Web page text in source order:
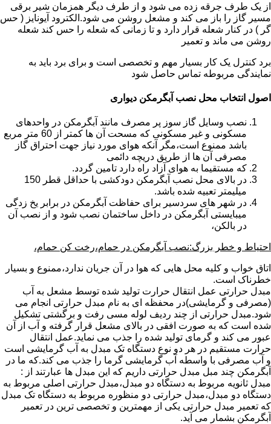
از یک طرف جرقه زده می شود و از طرف دیگر همزمان شیر برقی
مسیر گاز را باز می کند و مشعل روشن می شود.الکترود آیونایز ( حس
گر ) در کنار شعله قرار دارد و تا زمانی که شعله را حس کند شعله
روشن می ماند و تعمیر
برد کنترل یک کار بسیار مهم و تخصصی است و برای برد باید به
نمایندگی مربوطه تماس حاصل شود
اصول انتخاب محل نصب آبگرمکن دیواری
نصب وسایل گاز سوز پر مصرف مانند آبگرمکن در واحدهای
مسکونی و غیر مسکونی که مسحت آن ها کمتر از 60 متر مربع
باشد ممنوع است،مگر آنکه هوای مورد نیاز جهت احتراق گاز
مصرفی آن ها از طریق دریچه دائمی
که مستقیما به هوای آزاد راه دارد تامین گردد.
در بالای محل نصب آبگرمکن دودکشی با حداقل قطر 150
میلیمتر تعبیه شده باشد.
در شهر های سردسیر برای حفاظت آبگرمکن در برابر یخ زدگی
میبایستی آبگرمکن در داخل ساختمان نصب شود و از نصب آن
در بالکن،
احتیاط و خطر بزرگ:نصب آبگرمکن در حمام،رخت کن حمام،
اتاق خواب و کلیه محل هایی که هوا در آن جریان ندارد،ممنوع و بسیار
خطرناک است.
مبدل حرارتی عمل انتقال حرارت تولید شده توسط مشعل به آب
(مصرفی و گرمایشی)در محفظه ای به نام مبدل حرارتی انجام می
شود.مبدل حرارتی از چند ردیف لوله مسی رفت و برگشتی تشکیل
شده است که به صورت افقی در بالای مشعل قرار گرفته و آب از آن
عبور می کند و گرمای تولید شده را جذب می نماید.عمل انتقال
حرارت مستقیم در هر دو نوع دستگاه تک مبدل به آب گرمایشی است
و آب مصرفی با واسطه آب گرمایشی گرما را جذب می کند.که ما در
آبگرمکن چند مبل مبدل حرارتی داریم که این مبدل ها عبارتند از :
مبدل ثانویه مربوط به دستگاه دو مبدل،مبدل حرارتی اصلی مربوط به
دستگاه دو مبدل،مبدل حرارتی دو منظوره مربوط به دستگاه تک مبدل
که تعمیر مبدل حرارتی یکی از مهمترین و تخصصی ترین در تعمیر
آبگرمکن بشمار می آید.